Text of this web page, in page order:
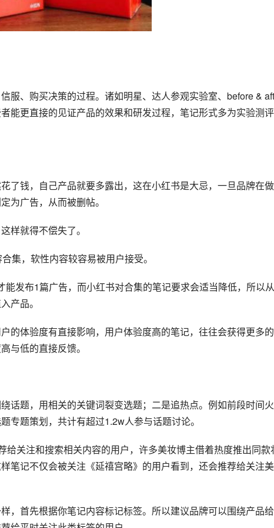
服、购买决策的过程。诸如明星、达人参观实验室、before &
能更直接的见证产品的效果和研发过程，笔记形式多为实验测评
了钱，自己产品就要多露出，这在小红书是大忌，一旦品牌在
为广告，从而被删帖。
样就得不偿失了。
集，软性内容较容易被用户接受。
发布1篇广告，而小红书对合集的笔记要求会适当降低，所以从
产品。
的体验度有直接影响，用户体验度高的笔记，往往会获得更多
与低的直接反馈。
话题，用相关的关键词裂变选题；二是追热点。例如前段时间
专题策划，共计有超过1.2w人参与话题讨论。
给关注和搜索相关内容的用户，许多美妆博主借着热度推出同款
笔记不仅会被关注《延禧宫略》的用户看到，还会推荐给关注美
，首先根据你笔记内容标记标签。所以建议品牌可以围绕产品